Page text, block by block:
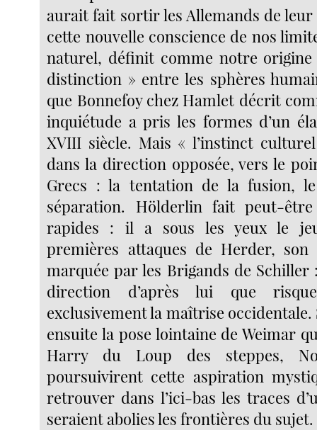
aurait fait sortir les Allemands de
cette nouvelle conscience de nos
naturel, définit comme notre
distinction » entre les sphères
que Bonnefoy chez Hamlet décrit
inquiétude a pris les formes d’un
XVIII siècle. Mais « l’instinct
dans la direction opposée, vers le
Grecs : la tentation de la fusion,
séparation. Hölderlin fait peut-
rapides : il a sous les yeux le
premières attaques de Herder, son
marquée par les Brigands de Schiller
direction d’après lui que
exclusivement la maîtrise occidentale.
ensuite la pose lointaine de Weimar
Harry du Loup des steppes,
poursuivirent cette aspiration
retrouver dans l’ici-bas les traces
seraient abolies les frontières du sujet.